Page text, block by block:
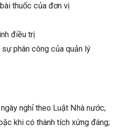
thuốc của đơn vị
điều trị
phân công của quản lý
nghỉ theo Luật Nhà nước;
khi có thành tích xứng đáng;